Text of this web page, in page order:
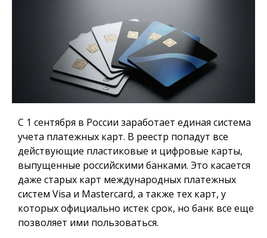
С 1 сентября в России заработает единая система
учета платежных карт. В реестр попадут все
действующие пластиковые и цифровые карты,
выпущенные российскими банками. Это касается
даже старых карт международных платежных
систем Visa и Mastercard, а также тех карт, у
которых официально истек срок, но банк все еще
позволяет ими пользоваться.